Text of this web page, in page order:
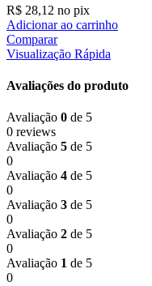
R$ 28,12 no pix
Adicionar ao carrinho
Comparar
Visualização Rápida
Avaliações do produto
Avaliação 0 de 5
0 reviews
Avaliação 5 de 5
0
Avaliação 4 de 5
0
Avaliação 3 de 5
0
Avaliação 2 de 5
0
Avaliação 1 de 5
0